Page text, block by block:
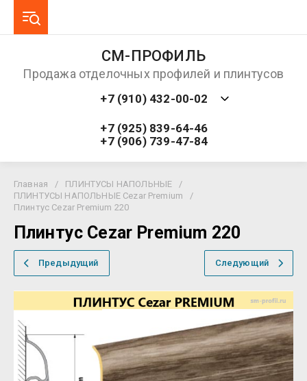
СМ-ПРОФИЛЬ
Продажа отделочных профилей и плинтусов
+7 (910) 432-00-02
+7 (925) 839-64-46
+7 (906) 739-47-84
Главная / ПЛИНТУСЫ НАПОЛЬНЫЕ
/
ПЛИНТУСЫ НАПОЛЬНЫЕ Cezar Premium
/
Плинтус Cezar Premium 220
Плинтус Cezar Premium 220
Предыдущий Следующий